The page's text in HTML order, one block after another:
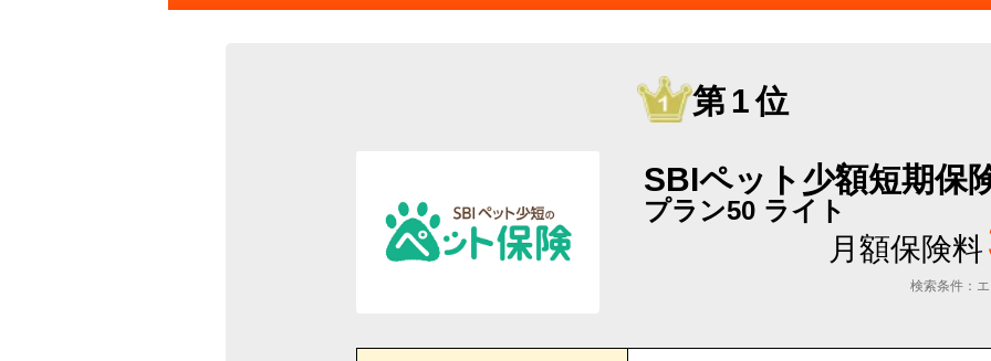
第1位
SBIペット少額短期保
プラン50 ライト
月額保険料
検索条件：